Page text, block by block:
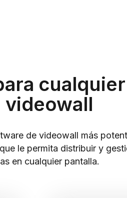
videowall
de videowall más
le permita distribuir y
en cualquier pantalla.